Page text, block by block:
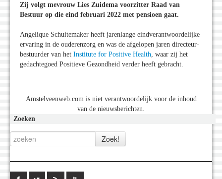
Zij volgt mevrouw Lies Zuidema voorzitter Raad van
Bestuur op die eind februari 2022 met pensioen gaat.
Angelique Schuitemaker heeft jarenlange eindverantwoordelijke
ervaring in de ouderenzorg en was de afgelopen jaren directeur-
bestuurder van het Institute for Positive Health , waar zij het
gedachtegoed Positieve Gezondheid verder heeft gebracht.
Amstelveenweb.com is niet verantwoordelijk voor de inhoud
van de nieuwsberichten.
Zoeken